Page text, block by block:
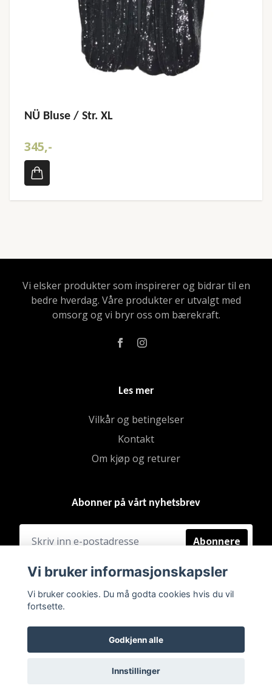
NÜ Bluse / Str. XL
345,-
Vi elsker produkter som inspirerer og bidrar til en
bedre hverdag. Våre produkter er utvalgt med
omsorg og vi bryr oss om bærekraft.
Les mer
Vilkår og betingelser
Kontakt
Om kjøp og returer
Abonner på vårt nyhetsbrev
Abonnere
© 2026 BRUKT & FINT
Vi bruker informasjonskapsler
Vi bruker cookies. Du må godta cookies hvis du vil
fortsette.
Godkjenn alle
Innstillinger